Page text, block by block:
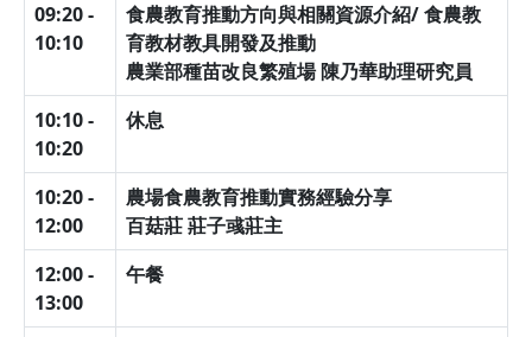
09:20 -
10:10
食農教育推動方向與相關資源介紹/ 食農教
育教材教具開發及推動
農業部種苗改良繁殖場 陳乃華助理研究員
10:10 -
10:20
休息
10:20 -
12:00
農場食農教育推動實務經驗分享
百菇莊 莊子彧莊主
12:00 -
13:00
午餐